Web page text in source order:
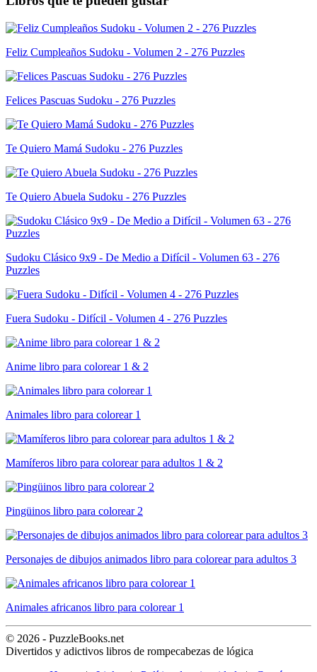
Feliz Cumpleaños Sudoku - Volumen 2 - 276 Puzzles
Felices Pascuas Sudoku - 276 Puzzles
Te Quiero Mamá Sudoku - 276 Puzzles
Te Quiero Abuela Sudoku - 276 Puzzles
Sudoku Clásico 9x9 - De Medio a Difícil - Volumen 63 - 276
Puzzles
Fuera Sudoku - Difícil - Volumen 4 - 276 Puzzles
Anime libro para colorear 1 & 2
Animales libro para colorear 1
Mamíferos libro para colorear para adultos 1 & 2
Pingüinos libro para colorear 2
Personajes de dibujos animados libro para colorear para adultos 3
Animales africanos libro para colorear 1
© 2026 - PuzzleBooks.net
Divertidos y adictivos libros de rompecabezas de lógica